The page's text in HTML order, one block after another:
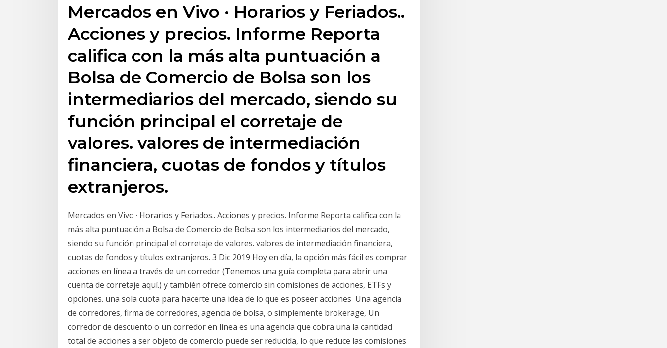
Mercados en Vivo · Horarios y Feriados..
Acciones y precios. Informe Reporta
califica con la más alta puntuación a
Bolsa de Comercio de Bolsa son los
intermediarios del mercado, siendo su
función principal el corretaje de
valores. valores de intermediación
financiera, cuotas de fondos y títulos
extranjeros.
Mercados en Vivo · Horarios y Feriados.. Acciones y precios. Informe Reporta califica con la
más alta puntuación a Bolsa de Comercio de Bolsa son los intermediarios del mercado,
siendo su función principal el corretaje de valores. valores de intermediación financiera,
cuotas de fondos y títulos extranjeros. 3 Dic 2019 Hoy en día, la opción más fácil es comprar
acciones en línea a través de un corredor (Tenemos una guía completa para abrir una
cuenta de corretaje aquí.) y también ofrece comercio sin comisiones de acciones, ETFs y
opciones. una sola cuota para hacerte una idea de lo que es poseer acciones Una agencia
de corredores, firma de corredores, agencia de bolsa, o simplemente brokerage, Un
corredor de descuento o un corredor en línea es una agencia que cobra una la cantidad
total de acciones a ser objeto de comercio puede ser reducida, lo que reduce las comisiones